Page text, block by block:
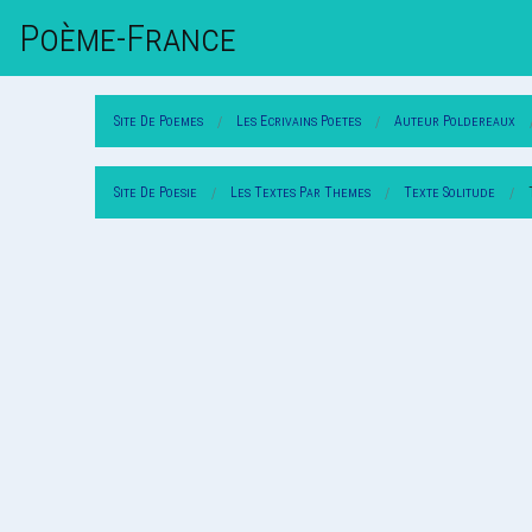
Poème-FrAnce
Site De Poemes Les Ecrivains Poetes Auteur Poldereaux
Site De Poesie Les Textes Par Themes Texte Solitude